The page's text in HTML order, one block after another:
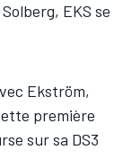
EKS se
Ekström,
première
sur sa DS3